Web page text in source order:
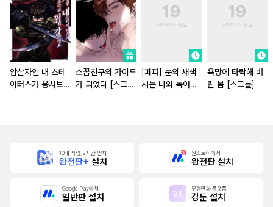
암살자인 내 스테
이터스가 용사보다
소꿉친구의 가이드
가 되었다 [스크
[페퍼] 눈의 새색
시는 나와 녹아들
욕망에 타락해 버
린 몸 [스크롤]
10배 적립, 2시간 먼저
완전판+ 설치
원스토어에서
완전판 설치
Google Play에서
일반판 설치
무협만화 플랫폼
강툰 설치